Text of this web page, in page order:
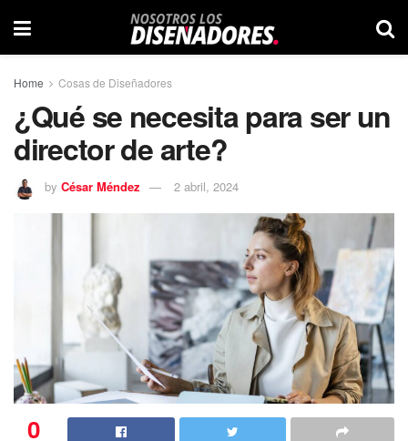
Home Cosas de Diseñadores
¿Qué se necesita para ser un
director de arte?
by César Méndez 2 abril, 2024
0